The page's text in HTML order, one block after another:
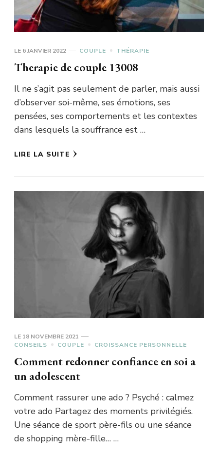
LE 6 JANVIER 2022 COUPLE THÉRAPIE
Therapie de couple 13008
Il ne s’agit pas seulement de parler, mais aussi
d’observer soi-même, ses émotions, ses
pensées, ses comportements et les contextes
dans lesquels la souffrance est …
LIRE LA SUITE
LE 18 NOVEMBRE 2021
CONSEILS
COUPLE CROISSANCE PERSONNELLE
Comment redonner confiance en soi a
un adolescent
Comment rassurer une ado ? Psyché : calmez
votre ado Partagez des moments privilégiés.
Une séance de sport père-fils ou une séance
de shopping mère-fille… …